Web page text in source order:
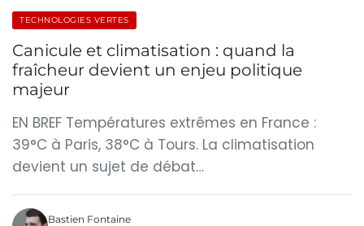
TECHNOLOGIES VERTES
Canicule et climatisation : quand la
fraîcheur devient un enjeu politique
majeur
EN BREF Températures extrêmes en France :
39°C à Paris, 38°C à Tours. La climatisation
devient un sujet de débat…
Bastien Fontaine